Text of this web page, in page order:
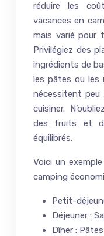
réduire les
vacances en
mais varié pour
Privilégiez des
ingrédients de
les pâtes ou les
nécessitent peu
cuisiner.
des fruits et
équilibrés.
Voici un
camping
Petit-
Déjeuner :
Dîner :